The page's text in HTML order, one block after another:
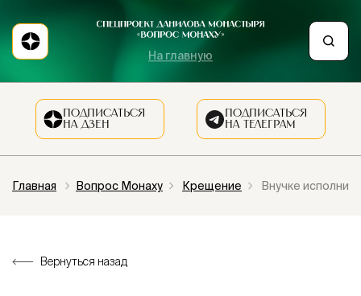
На главную
ПОДПИСАТЬСЯ
НА ДЗЕН
ПОДПИСАТЬСЯ
НА ТЕЛЕГРАМ
Главная Вопрос Монаху Крещение Внучке
Вернуться назад